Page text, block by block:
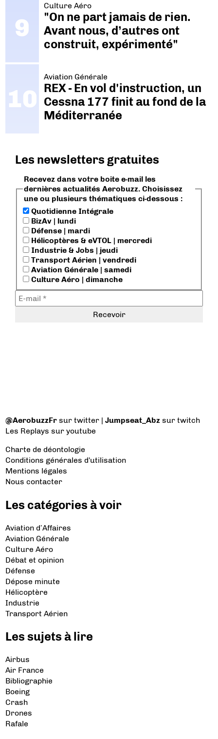
Culture Aéro
"On ne part jamais de rien.
Avant nous, d’autres ont
construit, expérimenté"
Aviation Générale
REX - En vol d'instruction, un
Cessna 177 finit au fond de la
Méditerranée
Les newsletters gratuites
Recevez dans votre boite e-mail les
dernières actualités Aerobuzz. Choisissez
une ou plusieurs thématiques ci-dessous :
Quotidienne Intégrale
BizAv | lundi
Défense | mardi
Hélicoptères & eVTOL | mercredi
Industrie & Jobs | jeudi
Transport Aérien | vendredi
Aviation Générale | samedi
Culture Aéro | dimanche
@AerobuzzFr sur twitter |Jumpseat_Abz sur twitch
Les Replays sur youtube
Charte de déontologie
Conditions générales d'utilisation
Mentions légales
Nous contacter
Les catégories à voir
Aviation d’Affaires
Aviation Générale
Culture Aéro
Débat et opinion
Défense
Dépose minute
Hélicoptère
Industrie
Transport Aérien
Les sujets à lire
Airbus
Air France
Bibliographie
Boeing
Crash
Drones
Rafale